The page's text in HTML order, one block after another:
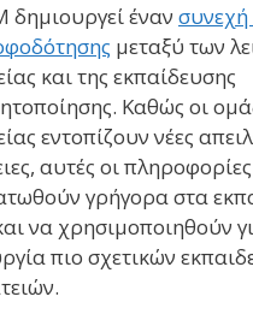
δημιουργεί έναν συνεχή
μεταξύ των
και της εκπαίδευσης
Καθώς οι
εντοπίζουν νέες
αυτές οι
γρήγορα στα
να χρησιμοποιηθούν
πιο σχετικών